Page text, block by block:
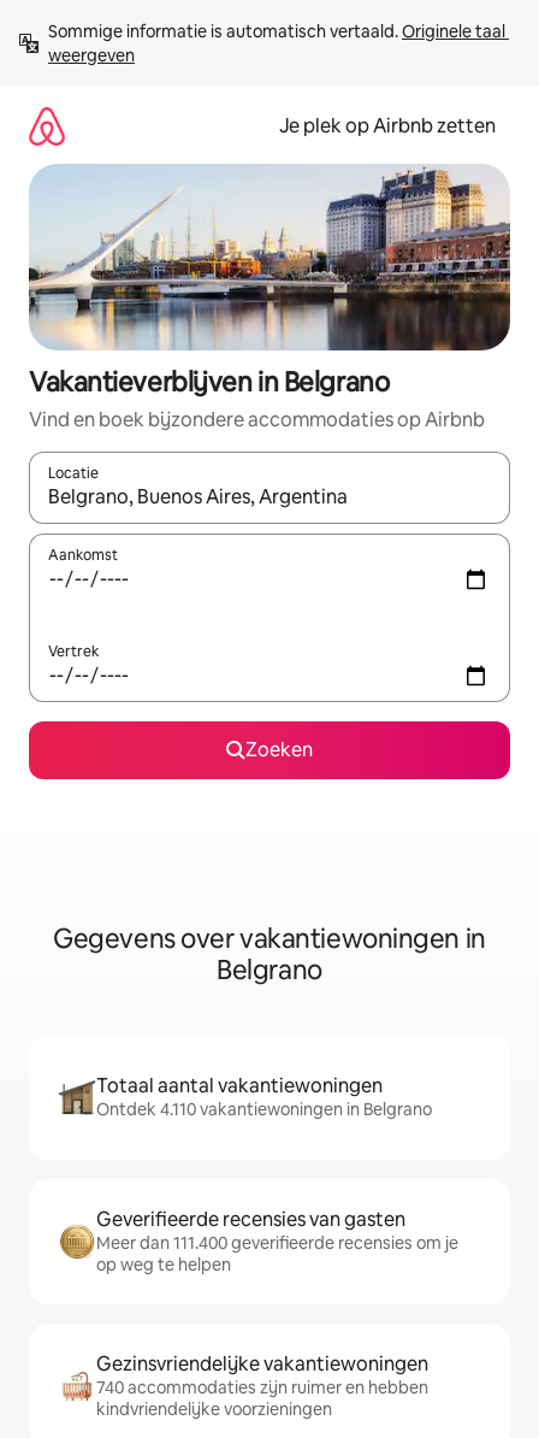
direct
naar
Sommige informatie is automatisch vertaald. Originele taal
weergeven
Je plek op Airbnb zetten
Vakantieverblijven in Belgrano
Vind en boek bijzondere accommodaties op Airbnb
Locatie
Wanneer er resultaten beschikbaar zijn, maak je een keuze
Aankomst
Vertrek
Zoeken
Gegevens over vakantiewoningen in
Belgrano
Totaal aantal vakantiewoningen
Ontdek 4.110 vakantiewoningen in Belgrano
Geverifieerde recensies van gasten
Meer dan 111.400 geverifieerde recensies om je
op weg te helpen
Gezinsvriendelijke vakantiewoningen
740 accommodaties zijn ruimer en hebben
kindvriendelijke voorzieningen